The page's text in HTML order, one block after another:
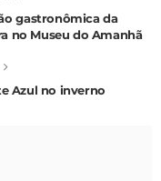
gastronômica da
no Museu do Amanhã
Azul no inverno